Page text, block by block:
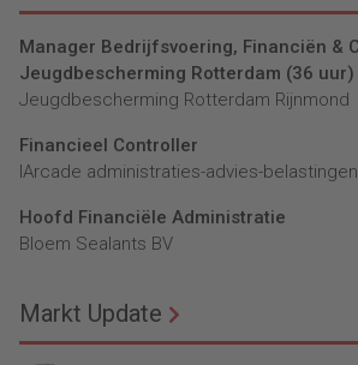
Manager Bedrijfsvoering, Financiën &
Jeugdbescherming Rotterdam (36 uur)
Jeugdbescherming Rotterdam Rijnmond
Financieel Controller
lArcade administraties-advies-belastingen
Hoofd Financiële Administratie
Bloem Sealants BV
Markt Update